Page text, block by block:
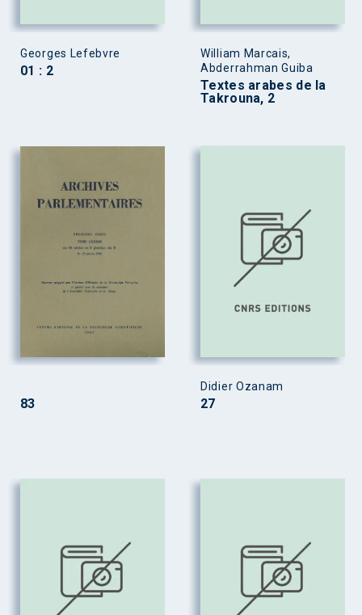
Georges Lefebvre
01 : 2
William Marcais,
Abderrahman Guiba
Textes arabes de la
Takrouna, 2
83
Didier Ozanam
27